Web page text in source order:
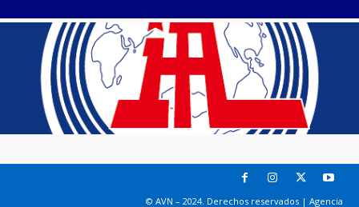
© AVN – 2024. Derechos reservados | Agencia